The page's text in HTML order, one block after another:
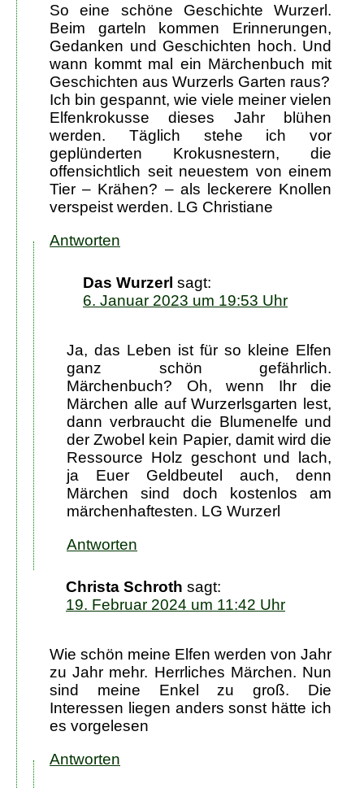
So eine schöne Geschichte Wurzerl.
Beim garteln kommen Erinnerungen,
Gedanken und Geschichten hoch. Und
wann kommt mal ein Märchenbuch mit
Geschichten aus Wurzerls Garten raus?
Ich bin gespannt, wie viele meiner vielen
Elfenkrokusse dieses Jahr blühen
werden. Täglich stehe ich vor
geplünderten Krokusnestern, die
offensichtlich seit neuestem von einem
Tier – Krähen? – als leckerere Knollen
verspeist werden. LG Christiane
Antworten
Das Wurzerl sagt:
6. Januar 2023 um 19:53 Uhr
Ja, das Leben ist für so kleine Elfen
ganz schön gefährlich.
Märchenbuch? Oh, wenn Ihr die
Märchen alle auf Wurzerlsgarten lest,
dann verbraucht die Blumenelfe und
der Zwobel kein Papier, damit wird die
Ressource Holz geschont und lach,
ja Euer Geldbeutel auch, denn
Märchen sind doch kostenlos am
märchenhaftesten. LG Wurzerl
Antworten
Christa Schroth sagt:
19. Februar 2024 um 11:42 Uhr
Wie schön meine Elfen werden von Jahr
zu Jahr mehr. Herrliches Märchen. Nun
sind meine Enkel zu groß. Die
Interessen liegen anders sonst hätte ich
es vorgelesen
Antworten